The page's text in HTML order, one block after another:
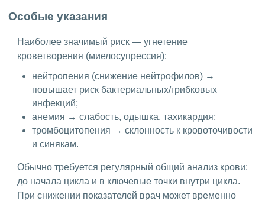
Особые указания
Наиболее значимый риск — угнетение
кроветворения (миелосупрессия):
нейтропения (снижение нейтрофилов) →
повышает риск бактериальных/грибковых
инфекций;
анемия → слабость, одышка, тахикардия;
тромбоцитопения → склонность к кровоточивости
и синякам.
Обычно требуется регулярный общий анализ крови:
до начала цикла и в ключевые точки внутри цикла.
При снижении показателей врач может временно